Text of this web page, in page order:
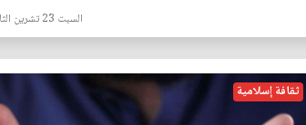
السبت 23 تشرين الثاني 2019
ثقافة إسلامية